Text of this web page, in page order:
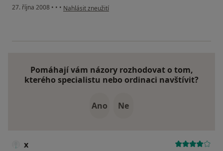
27. října 2008 • • • podle názoru uživatele tomuma
Nahlásit zneužití
Pomáhají vám názory rozhodovat o tom,
kterého specialistu nebo ordinaci navštívit?
Ano Ne
x